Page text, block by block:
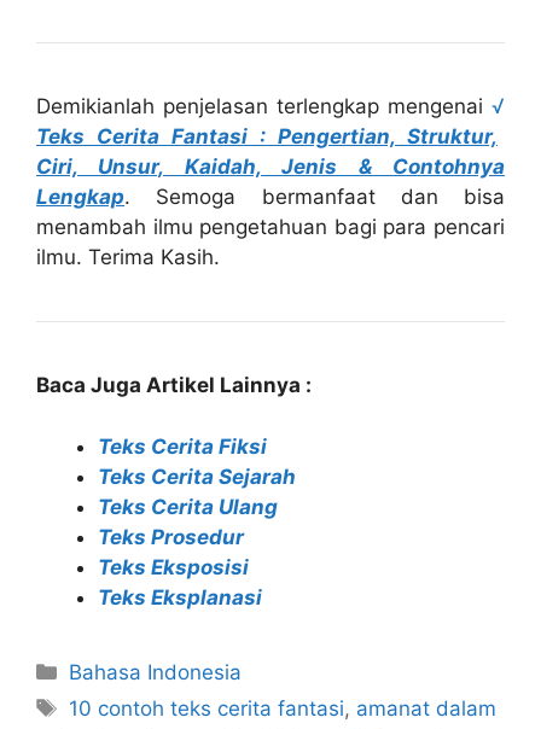
Demikianlah penjelasan terlengkap mengenai √
Teks Cerita Fantasi : Pengertian, Struktur,
Ciri, Unsur, Kaidah, Jenis & Contohnya
Lengkap. Semoga bermanfaat dan bisa
menambah ilmu pengetahuan bagi para pencari
ilmu. Terima Kasih.
Baca Juga Artikel Lainnya :
Teks Cerita Fiksi
Teks Cerita Sejarah
Teks Cerita Ulang
Teks Prosedur
Teks Eksposisi
Teks Eksplanasi
Categories
Bahasa Indonesia
Tags
10 contoh teks cerita fantasi, amanat dalam